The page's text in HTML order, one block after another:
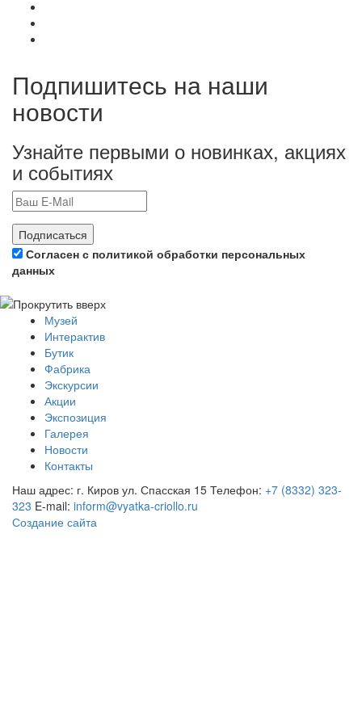
Подпишитесь на наши
новости
Узнайте первыми о новинках, акциях
и событиях
Подписаться
Согласен с политикой обработки персональных
данных
Музей
Интерактив
Бутик
Фабрика
Экскурсии
Акции
Экспозиция
Галерея
Новости
Контакты
Наш адрес: г. Киров ул. Спасская 15 Телефон: +7 (8332) 323-
323 E-mail: inform@vyatka-criollo.ru
Создание сайта